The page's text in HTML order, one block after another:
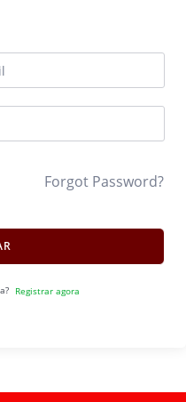
Forgot Password?
Registrar agora